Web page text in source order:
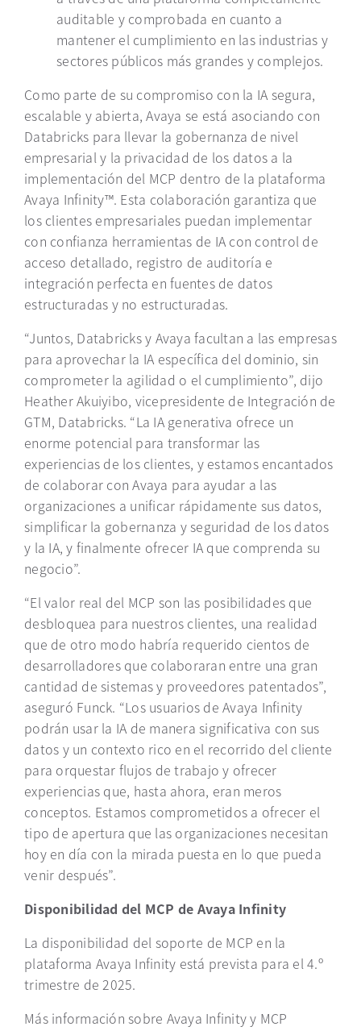
auditable y comprobada en cuanto a
mantener el cumplimiento en las industrias y
sectores públicos más grandes y complejos.
Como parte de su compromiso con la IA segura,
escalable y abierta, Avaya se está asociando con
Databricks para llevar la gobernanza de nivel
empresarial y la privacidad de los datos a la
implementación del MCP dentro de la plataforma
Avaya Infinity™. Esta colaboración garantiza que
los clientes empresariales puedan implementar
con confianza herramientas de IA con control de
acceso detallado, registro de auditoría e
integración perfecta en fuentes de datos
estructuradas y no estructuradas.
“Juntos, Databricks y Avaya facultan a las empresas
para aprovechar la IA específica del dominio, sin
comprometer la agilidad o el cumplimiento”, dijo
HeatherAkuiyibo, vicepresidente de Integración de
GTM, Databricks. “La IA generativa ofrece un
enorme potencial para transformar las
experiencias de los clientes, y estamos encantados
de colaborar con Avaya para ayudar a las
organizaciones a unificar rápidamente sus datos,
simplificar la gobernanza y seguridad de los datos
y la IA, y finalmente ofrecer IA que comprenda su
negocio”.
“El valor real del MCP son las posibilidades que
desbloquea para nuestros clientes, una realidad
que de otro modo habría requerido cientos de
desarrolladores que colaboraran entre una gran
cantidad de sistemas y proveedores patentados”,
aseguró Funck. “Los usuarios de Avaya Infinity
podrán usar la IA de manera significativa con sus
datos y un contexto rico en el recorrido del cliente
para orquestar flujos de trabajo y ofrecer
experiencias que, hasta ahora, eran meros
conceptos. Estamos comprometidos a ofrecer el
tipo de apertura que las organizaciones necesitan
hoy en día con la mirada puesta en lo que pueda
venir después”.
Disponibilidad del MCP de Avaya Infinity
La disponibilidad del soporte de MCP en la
plataforma Avaya Infinity está prevista para el 4.º
trimestre de2025.
Más información sobre Avaya Infinity y MCP